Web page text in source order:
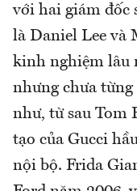
với hai giám đốc
là Daniel Lee và
kinh nghiệm lâu
nhưng chưa từng
như, từ sau Tom
tạo của Gucci
nội bộ. Frida